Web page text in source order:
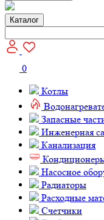
Каталог
0
Котлы
Запасные
Инженерная
Канализация
Насосное
Радиаторы
Расходные
Счетчики